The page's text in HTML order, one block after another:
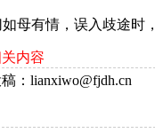
有情，误入歧途时
内容
：lianxiwo@fjdh.cn